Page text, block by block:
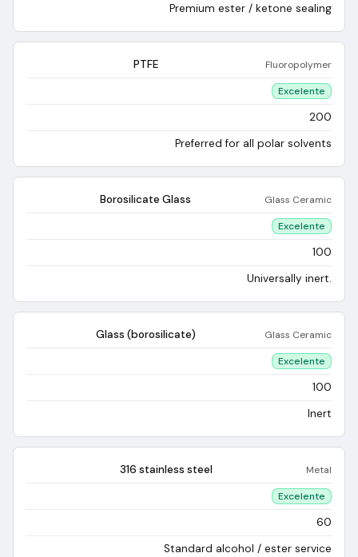
Premium ester / ketone sealing
PTFE Fluoropolymer
Excelente
200
Preferred for all polar solvents
Borosilicate Glass Glass Ceramic
Excelente
100
Universally inert.
Glass (borosilicate) Glass Ceramic
Excelente
100
Inert
316 stainless steel Metal
Excelente
60
Standard alcohol / ester service